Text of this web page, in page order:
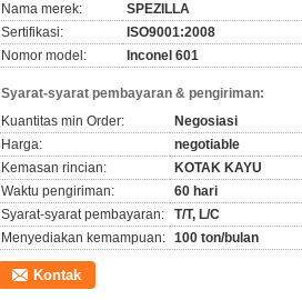
Nama merek:
SPEZILLA
Sertifikasi:
ISO9001:2008
Nomor model:
Inconel 601
Syarat-syarat pembayaran & pengiriman:
Kuantitas min Order:
Negosiasi
Harga:
negotiable
Kemasan rincian:
KOTAK KAYU
Waktu pengiriman:
60 hari
Syarat-syarat pembayaran:
T/T, L/C
Menyediakan kemampuan: 100 ton/bulan
Kontak